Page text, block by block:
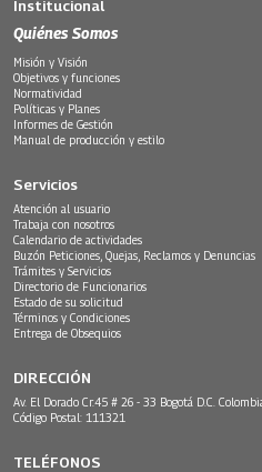
Institucional
Quiénes Somos
Misión y Visión
Objetivos y funciones
Normatividad
Políticas y Planes
Informes de Gestión
Manual de producción y estilo
Servicios
Atención al usuario
Trabaja con nosotros
Calendario de actividades
Buzón Peticiones, Quejas, Reclamos y Denuncias
Trámites y Servicios
Directorio de Funcionarios
Estado de su solicitud
Términos y Condiciones
Entrega de Obsequios
DIRECCIÓN
Av. El Dorado Cr.45 # 26 - 33 Bogotá D.C.
Código Postal: 111321
TELÉFONOS